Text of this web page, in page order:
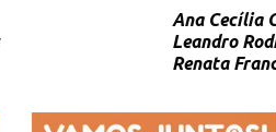
Ana Cecília
Leandro
Renata